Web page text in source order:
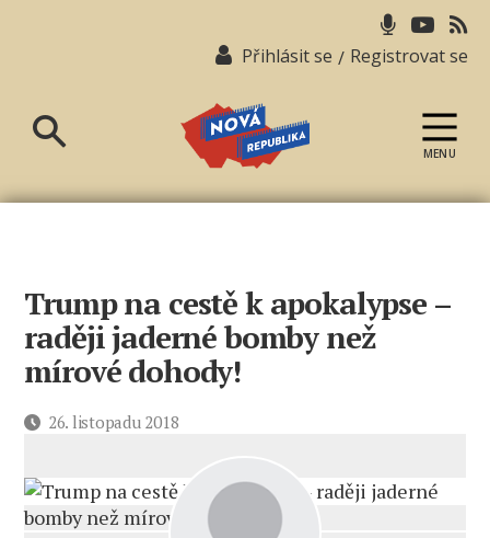
Přihlásit se / Registrovat se
republika
MENU
Trump na cestě k apokalypse –
raději jaderné bomby než
mírové dohody!
Datum26. listopadu 2018